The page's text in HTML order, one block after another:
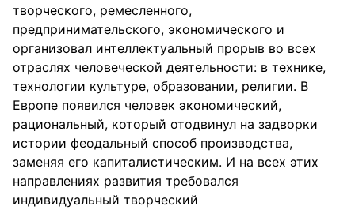
творческого, ремесленного,
предпринимательского, экономического и
организовал интеллектуальный прорыв во всех
отраслях человеческой деятельности: в технике,
технологии культуре, образовании, религии. В
Европе появился человек экономический,
рациональный, который отодвинул на задворки
истории феодальный способ производства,
заменяя его капиталистическим. И на всех этих
направлениях развития требовался
индивидуальный творческий